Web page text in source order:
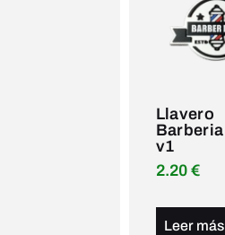
Llavero
v1
2.20 €
Leer más